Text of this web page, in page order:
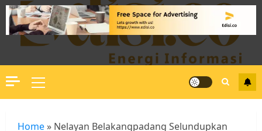
Primary
Menu
Home » Nelayan Belakangpadang Selundupkan